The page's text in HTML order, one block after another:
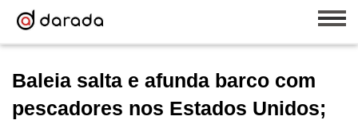
Baleia salta e afunda barco com
pescadores nos Estados Unidos;